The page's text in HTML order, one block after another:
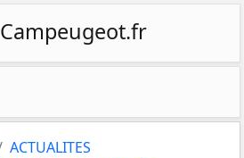
Campeugeot.fr
ACTUALITES